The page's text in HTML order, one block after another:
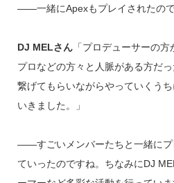
――一緒にApexもプレイされたの
DJ MELさん「プロデューサーの方
プロなどの方々と人脈がある方だ
繋げてもらいながらやっていくう
いきました。」
――すごいメンバーたちと一緒にプ
ていったのですね。ちなみにDJ